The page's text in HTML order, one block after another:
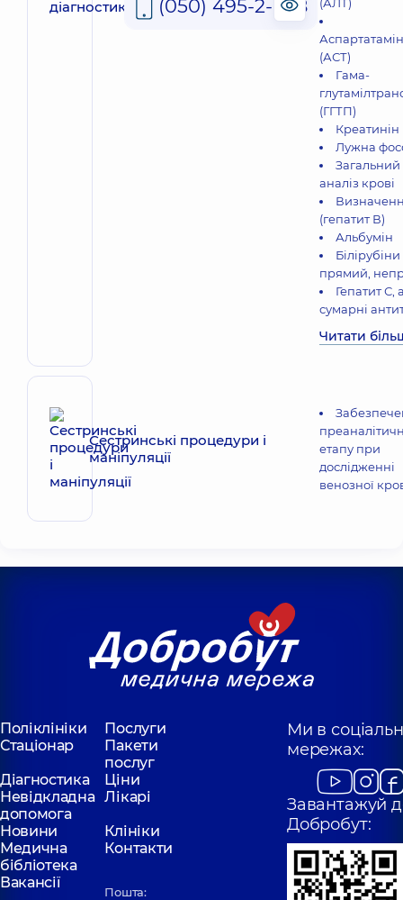
(АСТ)
Гама-
(ГГТП)
Креатинін
Лужна
аналіз крові
(гепатит В)
Альбумін
прямий,
Гепатит С,
сумарні
Читати
Сестринські процедури і
маніпуляції
етапу при
дослідженні
венозної
(050) 495-2-888
Поліклініки
Послуги
Стаціонар
Пакети
послуг
Діагностика
Ціни
Невідкладна
допомога
Лікарі
Новини
Клініки
Медична
бібліотека
Контакти
Вакансії
Пошта:
Ми в
мережах:
Завантажуй
Добробут: